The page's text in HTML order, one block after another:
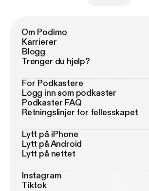
Om Podimo
Karrierer
Blogg
Trenger du hjelp?
For Podkastere
Logg inn som podkaster
Podkaster FAQ
Retningslinjer for fellesskapet
Lytt på iPhone
Lytt på Android
Lytt på nettet
Instagram
Tiktok